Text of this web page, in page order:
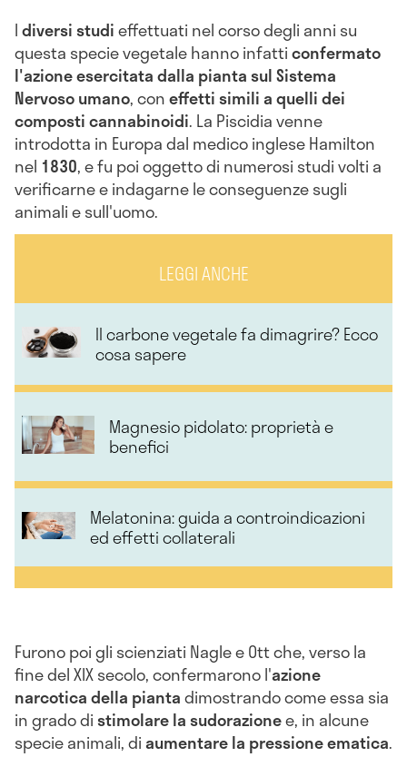
Idiversi studieffettuati nel corso degli anni su
questa specie vegetale hanno infatticonfermato
l'azione esercitata dalla pianta sul Sistema
Nervoso umano, coneffetti simili a quelli dei
composti cannabinoidi. La Piscidia venne
introdotta in Europa dal medico inglese Hamilton
nel 1830, e fu poi oggetto di numerosi studi volti a
verificarne e indagarne le conseguenze sugli
animali e sull'uomo.
LEGGI ANCHE
Il carbone vegetale fa dimagrire? Ecco
cosa sapere
Magnesio pidolato: proprietà e
benefici
Melatonina: guida a controindicazioni
ed effetti collaterali
Furono poi gli scienziati Nagle e Ott che, verso la
fine del XIX secolo, confermarono l'azione
narcotica della piantadimostrando come essa sia
in grado distimolare la sudorazionee, in alcune
specie animali, diaumentare la pressione ematica.